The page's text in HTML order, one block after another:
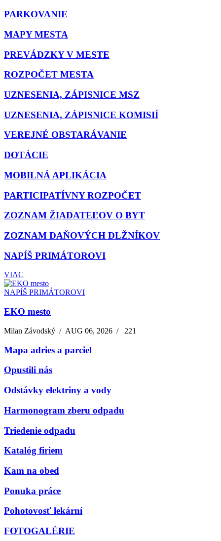
PARKOVANIE
MAPY MESTA
PREVÁDZKY V MESTE
ROZPOČET MESTA
UZNESENIA, ZÁPISNICE MSZ
UZNESENIA, ZÁPISNICE KOMISIÍ
VEREJNÉ OBSTARÁVANIE
DOTÁCIE
MOBILNÁ APLIKÁCIA
PARTICIPATÍVNY ROZPOČET
ZOZNAM ŽIADATEĽOV O BYT
ZOZNAM DAŇOVÝCH DLŽNÍKOV
NAPÍŠ PRIMÁTOROVI
VIAC
NAPÍŠ PRIMÁTOROVI
EKO mesto
Milan Závodský /AUG 06, 2026 / 221
Mapa adries a parciel
Opustili nás
Odstávky elektriny a vody
Harmonogram zberu odpadu
Triedenie odpadu
Katalóg firiem
Kam na obed
Ponuka práce
Pohotovosť lekární
FOTOGALÉRIE